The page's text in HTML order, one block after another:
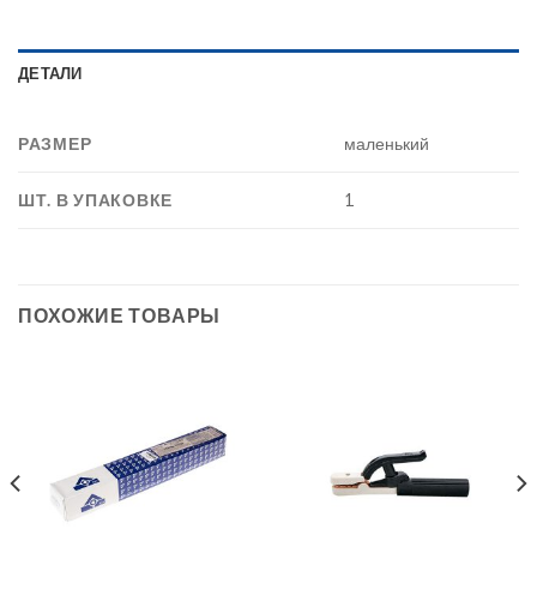
ДЕТАЛИ
РАЗМЕР маленький
ШТ. В УПАКОВКЕ 1
ПОХОЖИЕ ТОВАРЫ